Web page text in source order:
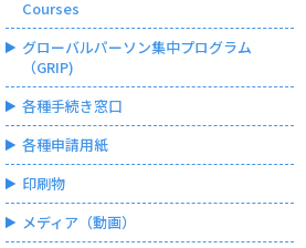
Courses
グローバルパーソン集中プログラム
（GRIP)
各種手続き窓口
各種申請用紙
印刷物
メディア（動画）